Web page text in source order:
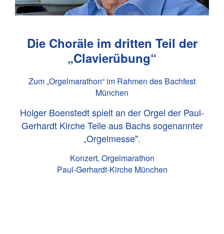
Die Choräle im dritten Teil der
„Clavierübung“
Zum „Orgelmarathon“ im Rahmen des Bachfest
München
Holger Boenstedt spielt an der Orgel der Paul-
Gerhardt Kirche Teile aus Bachs sogenannter
„Orgelmesse".
Konzert, Orgelmarathon
Paul-Gerhardt-Kirche München